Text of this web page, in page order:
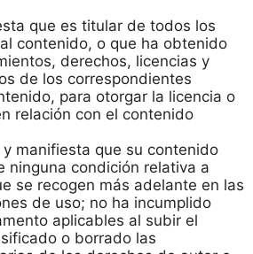
que es titular de todos los
contenido, o que ha obtenido
derechos, licencias y
de los correspondientes
para otorgar la licencia o
relación con el contenido
manifiesta que su contenido
ninguna condición relativa a
se recogen más adelante en las
de uso; no ha incumplido
aplicables al subir el
o borrado las